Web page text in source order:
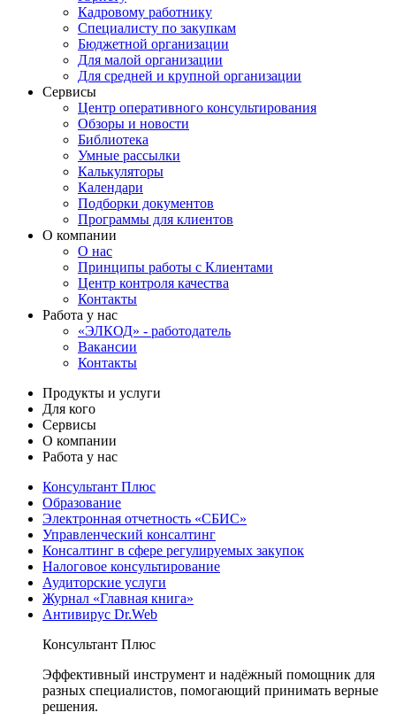
Кадровому работнику
Специалисту по закупкам
Бюджетной организации
Для малой организации
Для средней и крупной организации
Сервисы
Центр оперативного консультирования
Обзоры и новости
Библиотека
Умные рассылки
Калькуляторы
Календари
Подборки документов
Программы для клиентов
О компании
О нас
Принципы работы с Клиентами
Центр контроля качества
Контакты
Работа у нас
«ЭЛКОД» - работодатель
Вакансии
Контакты
Продукты и услуги
Для кого
Сервисы
О компании
Работа у нас
Консультант Плюс
Образование
Электронная отчетность «СБИС»
Управленческий консалтинг
Консалтинг в сфере регулируемых закупок
Налоговое консультирование
Аудиторские услуги
Журнал «Главная книга»
Антивирус Dr.Web
Консультант Плюс
Эффективный инструмент и надёжный помощник для
разных специалистов, помогающий принимать верные
решения.